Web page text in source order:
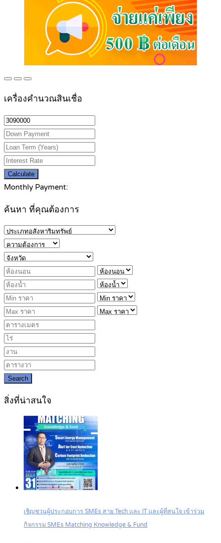
เครื่องคำนวณสินเชื่อ
Calculate
Monthly Payment:
ค้นหา ที่คุณต้องการ
Search
สิ่งที่น่าสนใจ
เชิญชวนผู้ประกอบการ SMEs สาย Tech และ IT และผู้ที่สนใจ เข้าร่วม
กิจกรรม SMEs Matching Knowledge & Fund